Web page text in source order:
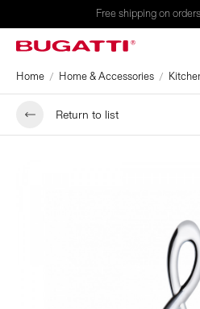
Free shipping on
Home Home & Accessories
Return to list